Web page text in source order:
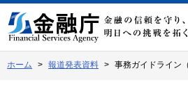
文
へ
動
ホーム 報道発表資料 事務ガイドライン